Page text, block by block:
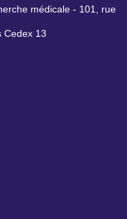
médicale - 101, rue
Cedex 13